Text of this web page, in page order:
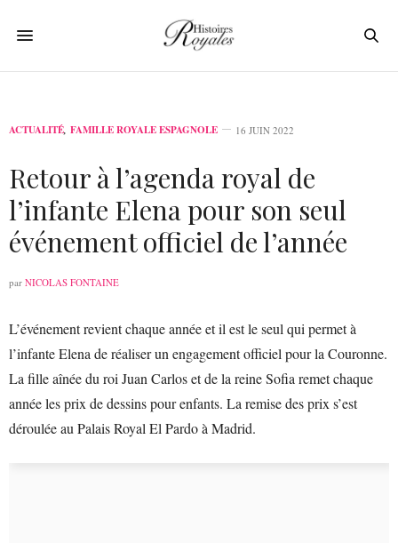
ACTUALITÉ, FAMILLE ROYALE ESPAGNOLE 16 JUIN 2022
Retour à l’agenda royal de
l’infante Elena pour son seul
événement officiel de l’année
par NICOLAS FONTAINE
L’événement revient chaque année et il est le seul qui permet à
l’infante Elena de réaliser un engagement officiel pour la Couronne.
La fille aînée du roi Juan Carlos et de la reine Sofia remet chaque
année les prix de dessins pour enfants. La remise des prix s’est
déroulée au Palais Royal El Pardo à Madrid.